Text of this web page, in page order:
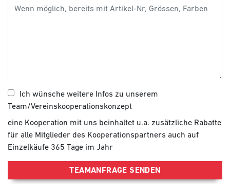
Ich wünsche weitere Infos zu unserem
Team/Vereinskooperationskonzept
eine Kooperation mit uns beinhaltet u.a. zusätzliche Rabatte
für alle Mitglieder des Kooperationspartners auch auf
Einzelkäufe 365 Tage im Jahr
TEAMANFRAGE SENDEN